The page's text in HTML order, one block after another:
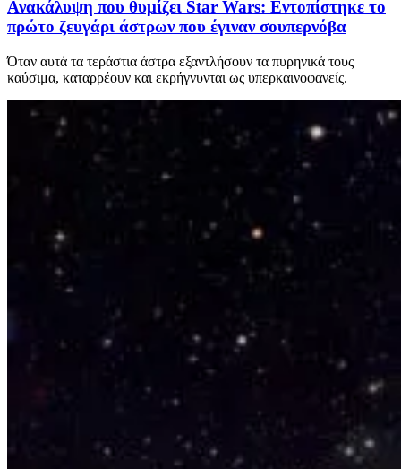
Ανακάλυψη που θυμίζει Star Wars: Εντοπίστηκε το
πρώτο ζευγάρι άστρων που έγιναν σουπερνόβα
Όταν αυτά τα τεράστια άστρα εξαντλήσουν τα πυρηνικά τους
καύσιμα, καταρρέουν και εκρήγνυνται ως υπερκαινοφανείς.